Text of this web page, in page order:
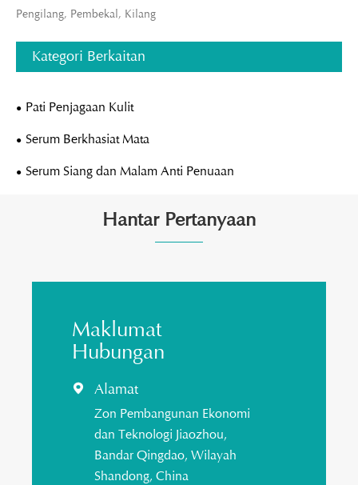
Pengilang, Pembekal, Kilang
Kategori Berkaitan
Pati Penjagaan Kulit
Serum Berkhasiat Mata
Serum Siang dan Malam Anti Penuaan
Hantar Pertanyaan
Maklumat
Hubungan
 Alamat
Zon Pembangunan Ekonomi
dan Teknologi Jiaozhou,
Bandar Qingdao, Wilayah
Shandong, China